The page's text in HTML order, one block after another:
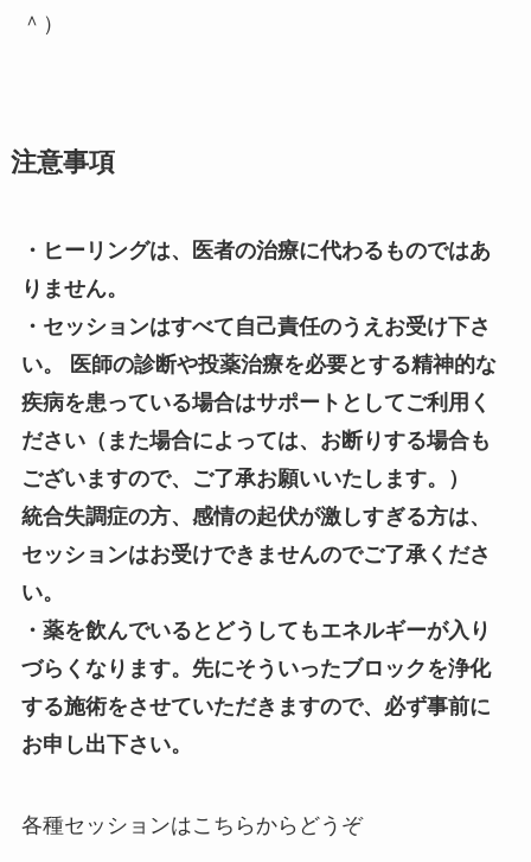
＾）
注意事項
・ヒーリングは、医者の治療に代わるものではあ
りません。
・セッションはすべて自己責任のうえお受け下さ
い。 医師の診断や投薬治療を必要とする精神的な
疾病を患っている場合はサポートとしてご利用く
ださい（また場合によっては、お断りする場合も
ございますので、ご了承お願いいたします。）
統合失調症の方、感情の起伏が激しすぎる方は、
セッションはお受けできませんのでご了承くださ
い。
・薬を飲んでいるとどうしてもエネルギーが入り
づらくなります。先にそういったブロックを浄化
する施術をさせていただきますので、必ず事前に
お申し出下さい。
各種セッションはこちらからどうぞ